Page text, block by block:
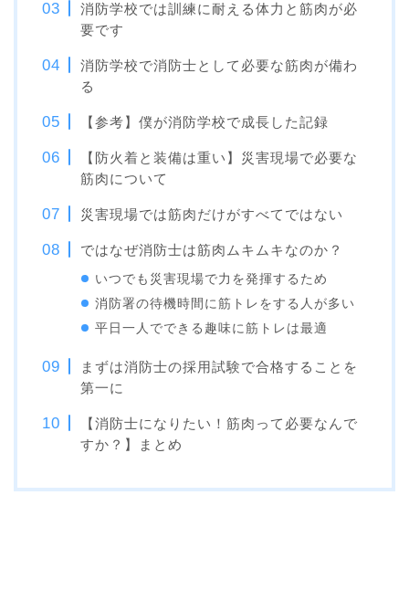
消防学校では訓練に耐える体力と筋肉が必
要です
消防学校で消防士として必要な筋肉が備わ
る
【参考】僕が消防学校で成長した記録
【防火着と装備は重い】災害現場で必要な
筋肉について
災害現場では筋肉だけがすべてではない
ではなぜ消防士は筋肉ムキムキなのか？
いつでも災害現場で力を発揮するため
消防署の待機時間に筋トレをする人が多い
平日一人でできる趣味に筋トレは最適
まずは消防士の採用試験で合格することを
第一に
【消防士になりたい！筋肉って必要なんで
すか？】まとめ